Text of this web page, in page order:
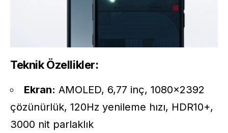
Teknik Özellikler:
Ekran: AMOLED, 6,77 inç, 1080×2392
çözünürlük, 120Hz yenileme hızı, HDR10+,
3000 nit parlaklık